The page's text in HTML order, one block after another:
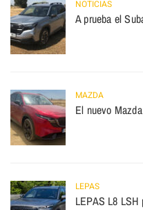
NOTICIAS
A prueba el
MAZDA
El nuevo
LEPAS
LEPAS L8 LSH